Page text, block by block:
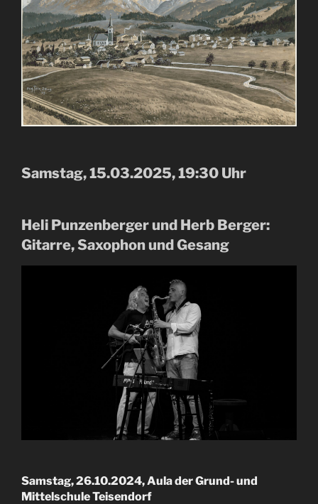
Samstag, 15.03.2025, 19:30 Uhr
Heli Punzenberger und Herb Berger:
Gitarre, Saxophon und Gesang
Samstag, 26.10.2024, Aula der Grund- und
Mittelschule Teisendorf